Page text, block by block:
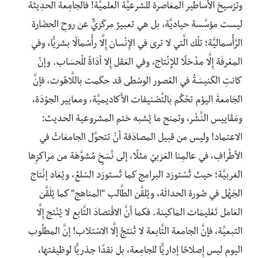
وترْسيخ الأَساطير المعَاصرة للشَّرعيَّة العلميَّة! فالجامِعة الحدِيثة
ليست مؤسَّسة حياديَّة، بل هي تعبيرٌ مركَزيٌّ عن روحِ الحضَارة
الرَّأْسماليَّة؛ تلْك الَّتي لا ترى في الإِنْسان إِلَّا رأْسْمالًا بشريًّا، وفي
المعْرفَة إِلَّا مدْخلًا للإِنْتاج، وفي العَقل إِلا أدَاةً للْحسَاب. وإنْ
كانتِ الكَنيسَةُ في العُصور الوسْطى قد حكَمت باللَّاهُوت، فإنَّ
الجَامعةَ اليوْم تحْكُم بالتَّصْنيفات الأَكاديميَّة، ومعايير الجوْدَة،
ومَقَاييس النَّشْر، وتمنح ما يُشبه ختم المشروعية الحديث:
الاعتماد! وليس من قبيل المصادَفة أنْ تتحوَّل الجامعَاتُ في
الأطْرافِ، في عالمِنا العَرَبيّ مثلًا، إلى نُسَخٍ مُشوَّهَة من مراكزِها
الغربيَّة؛ حيث تُسْتورَد البرامج كما تُستورَد السّلعُ، ويُعَاد إنْتاج
الجَهْل في صُورة الحداثَة، ويُلقَّن الطَّالب “المناهج” كما يُلَقَّن
العَامل تَعْليمَات المَاكينة. فكما أنَّ الاقْتصادَ التَّابع لا يُنْتج إِلَّا
التبعيَّة، فإنَّ الجامعة التَّابعة لا تُنتجُ إلَّا الاسْتلاب! إنَّ المطلُوب
اليوم ليس إِصلاحًا إداريًّا للجامِعة، بل نقدًا جذريًّا لوظيفتها،